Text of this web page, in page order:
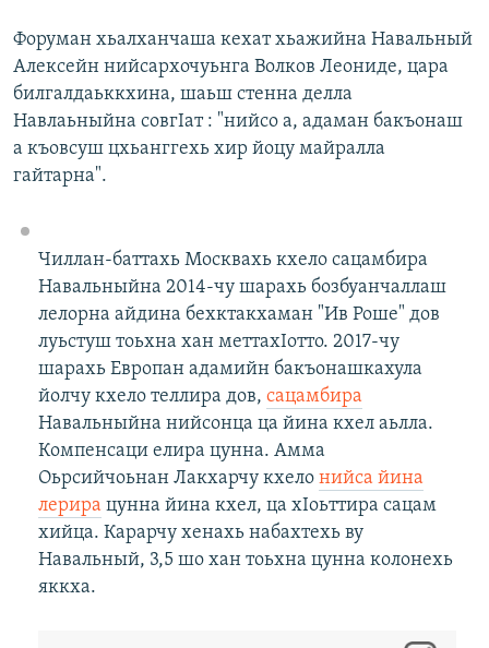
Форуман хьалханчаша кехат хьажийна Навальный
Алексейн нийсархочуьнга Волков Леониде, цара
билгалдаьккхина, шаьш стенна делла
Навлаьныйна совгIат : "нийсо а, адаман бакъонаш
а къовсуш цхьанггехь хир йоцу майралла
гайтарна".
Чиллан-баттахь Москвахь кхело сацамбира
Навальныйна 2014-чу шарахь бозбуанчаллаш
лелорна айдина бехктакхаман "Ив Роше" дов
луьстуш тоьхна хан меттахIотто. 2017-чу
шарахь Европан адамийн бакъонашкахула
йолчу кхело теллира дов, сацамбира
Навальныйна нийсонца ца йина кхел аьлла.
Компенсаци елира цунна. Амма
Оьрсийчоьнан Лакхарчу кхело нийса йина
лерира цунна йина кхел, ца хIоьттира сацам
хийца. Карарчу хенахь набахтехь ву
Навальный, 3,5 шо хан тоьхна цунна колонехь
яккха.